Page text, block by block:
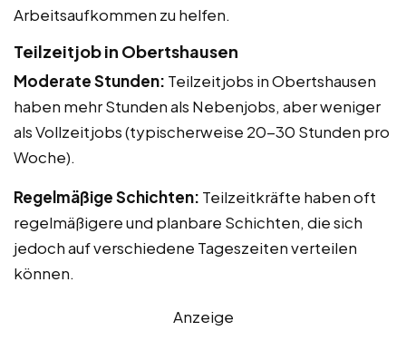
Arbeitsaufkommen zu helfen.
Teilzeitjob in Obertshausen
Moderate Stunden: Teilzeitjobs in Obertshausen
haben mehr Stunden als Nebenjobs, aber weniger
als Vollzeitjobs (typischerweise 20-30 Stunden pro
Woche).
Regelmäßige Schichten: Teilzeitkräfte haben oft
regelmäßigere und planbare Schichten, die sich
jedoch auf verschiedene Tageszeiten verteilen
können.
Anzeige